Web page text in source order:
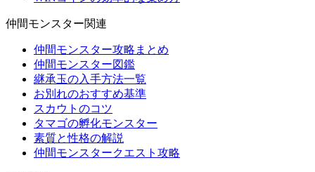
仲間モンスター関連
仲間モンスター攻略まとめ
仲間モンスター図鑑
継承玉の入手方法一覧
お別れのおすすめ基準
スカウトのコツ
タマゴの孵化モンスター
素質と性格の解説
仲間モンスタークエスト攻略